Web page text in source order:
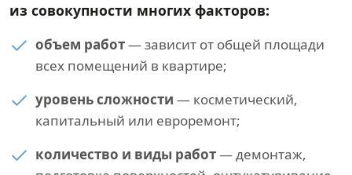
из совокупности многих факторов:
объем работ— зависит от общей площади
всех помещений в квартире;
уровень сложности — косметический,
капитальный или евроремонт;
количество и виды работ— демонтаж,